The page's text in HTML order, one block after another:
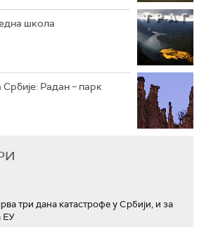
школа
Радан – парк
три дана катастрофе у Србији, и за
ЕУ